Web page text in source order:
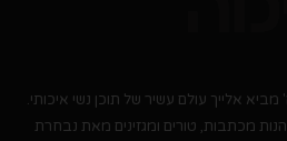
אלייך עולם עשיר של תוכן נשי איכותי.
מכתבות, טורים ומגזינים מאת נבחרת